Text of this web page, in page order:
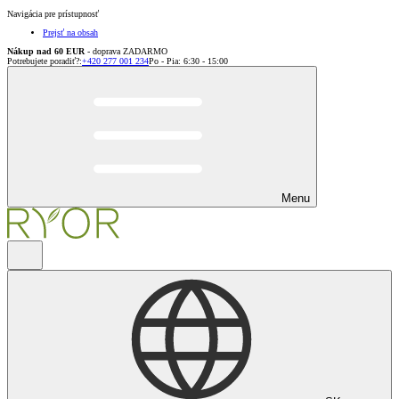
Navigácia pre prístupnosť
Prejsť na obsah
Nákup nad 60 EUR - doprava ZADARMO
Potrebujete poradiť?:+420 277 001 234Po - Pia: 6:30 - 15:00
Menu